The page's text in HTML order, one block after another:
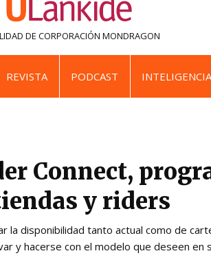
DE CORPORACIÓN MONDRAGON
REVISTA PODCAST
Connect,
y riders
la disponibilidad tanto actual como de
y hacerse con el modelo que deseen en